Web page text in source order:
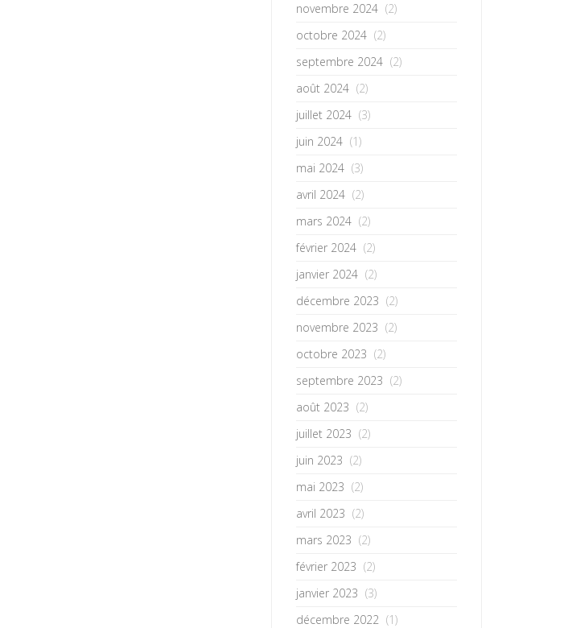
novembre 2024 (2)
octobre 2024 (2)
septembre 2024 (2)
août 2024 (2)
juillet 2024 (3)
juin 2024 (1)
mai 2024 (3)
avril 2024 (2)
mars 2024 (2)
février 2024 (2)
janvier 2024 (2)
décembre 2023 (2)
novembre 2023 (2)
octobre 2023 (2)
septembre 2023 (2)
août 2023 (2)
juillet 2023 (2)
juin 2023 (2)
mai 2023 (2)
avril 2023 (2)
mars 2023 (2)
février 2023 (2)
janvier 2023 (3)
décembre 2022 (1)